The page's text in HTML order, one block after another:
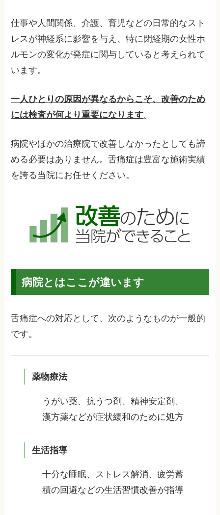
仕事や人間関係、介護、育児などの日常的なスト
レスが神経系に影響を与え、特に閉経期の女性ホ
ルモンの変化が発症に関与していると考えられて
います。
一人ひとりの原因が異なるからこそ、改善のため
には検査が何より重要になります。
病院やほかの治療院で改善しなかったとしても諦
める必要はありません。舌痛症は豊富な施術実績
を誇る当院にお任せください。
病院とはここが違います
舌痛症への対応として、次のようなものが一般的
です。
薬物療法
うがい薬、抗うつ剤、精神安定剤、
漢方薬などが症状緩和のために処方
生活指導
十分な睡眠、ストレス解消、疲労蓄
積の回避などの生活習慣改善が指導